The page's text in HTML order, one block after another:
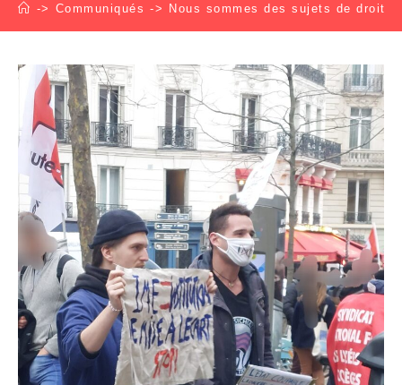
-> Communiqués -> Nous sommes des sujets de droit